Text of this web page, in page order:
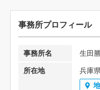
事務所プロフィール
事務所名
生田
所在地
兵庫